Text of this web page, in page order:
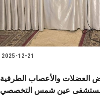
2025-12-21
العضلات والأعصاب الطرفية
عين شمس التخصصي